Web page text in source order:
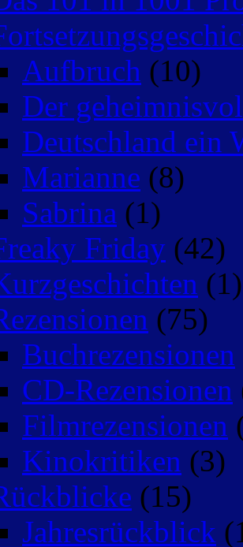
Aufbruch (10)
Der
Deutschland ein
Marianne (8)
Sabrina (1)
Friday (42)
(1)
(75)
Buchrezensionen
CD-Rezensionen
Filmrezensionen
Kinokritiken (3)
(15)
Jahresrückblick